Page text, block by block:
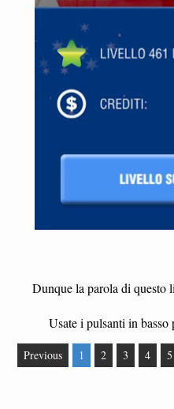
Dunque la parola di questo
Usate i pulsanti in
Previous 1 2 3 4 5